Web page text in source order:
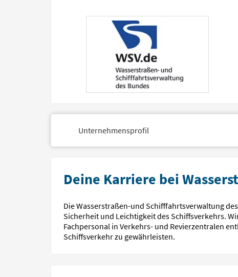
Unternehmensprofil
Deine Karriere bei
Die Wasserstraßen-und Schifffahrtsverwaltung
Sicherheit und Leichtigkeit des Schiffsverkehrs.
Fachpersonal in Verkehrs- und Revierzentralen
Schiffsverkehr zu gewährleisten.